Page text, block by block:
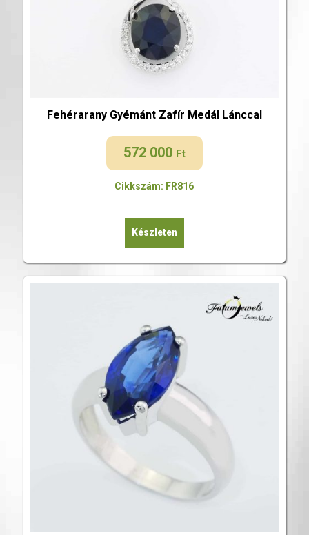
Fehérarany Gyémánt Zafír Medál Lánccal
572 000 Ft
Cikkszám: FR816
Készleten